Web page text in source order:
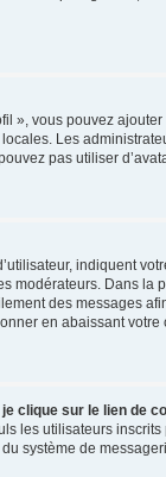
», vous pouvez
Les
pas utiliser
indiquent
modérateurs. Dans
des messages
en abaissant votre
clique sur le lien de
les utilisateurs
système de